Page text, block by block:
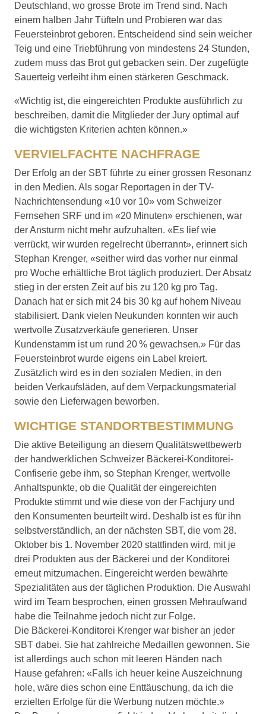
Deutschland, wo grosse Brote im Trend sind. Nach
einem halben Jahr Tüfteln und Probieren war das
Feuersteinbrot geboren. Entscheidend sind sein weicher
Teig und eine Triebführung von mindestens 24 Stunden,
zudem muss das Brot gut gebacken sein. Der zugefügte
Sauerteig verleiht ihm einen stärkeren Geschmack.
«Wichtig ist, die eingereichten Produkte ausführlich zu
beschreiben, damit die Mitglieder der Jury optimal auf
die wichtigsten Kriterien achten können.»
VERVIELFACHTE NACHFRAGE
Der Erfolg an der SBT führte zu einer grossen Resonanz
in den Medien. Als sogar Reportagen in der TV-
Nachrichtensendung «10 vor 10» vom Schweizer
Fernsehen SRF und im «20 Minuten» erschienen, war
der Ansturm nicht mehr aufzuhalten. «Es lief wie
verrückt, wir wurden regelrecht überrannt», erinnert sich
Stephan Krenger, «seither wird das vorher nur einmal
pro Woche erhältliche Brot täglich produziert. Der Absatz
stieg in der ersten Zeit auf bis zu 120 kg pro Tag.
Danach hat er sich mit 24 bis 30 kg auf hohem Niveau
stabi­lisiert. Dank vielen Neukunden konnten wir auch
wertvolle Zusatzverkäufe generieren. Unser
Kundenstamm ist um rund 20 % gewachsen.» Für das
Feuersteinbrot wurde eigens ein Label kreiert.
Zusätzlich wird es in den sozialen Medien, in den
beiden Verkaufsläden, auf dem Verpackungsmaterial
sowie den Lieferwagen beworben.
WICHTIGE STANDORTBESTIMMUNG
Die aktive Beteiligung an diesem Qualitätswettbewerb
der handwerklichen Schweizer Bäckerei-Konditorei-
Confiserie gebe ihm, so Stephan Krenger, wertvolle
Anhaltspunkte, ob die Qualität der eingereichten
Produkte stimmt und wie diese von der Fachjury und
den Konsumenten beurteilt wird. Deshalb ist es für ihn
selbstverständlich, an der nächsten SBT, die vom 28.
Oktober bis 1. November 2020 stattfinden wird, mit je
drei Produkten aus der Bäckerei und der Konditorei
erneut mitzumachen. Eingereicht werden bewährte
Spezialitäten aus der täglichen Produktion. Die Auswahl
wird im Team besprochen, einen grossen Mehraufwand
habe die Teilnahme jedoch nicht zur Folge.
Die Bäckerei-Konditorei Krenger war bisher an jeder
SBT dabei. Sie hat zahlreiche Medaillen gewonnen. Sie
ist allerdings auch schon mit leeren Händen nach
Hause gefahren: «Falls ich heuer keine Auszeichnung
hole, wäre dies schon eine Enttäuschung, da ich die
erzielten Erfolge für die Werbung nutzen möchte.»